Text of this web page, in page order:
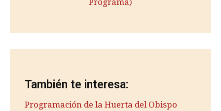
También te interesa:
Programación de la Huerta del Obispo